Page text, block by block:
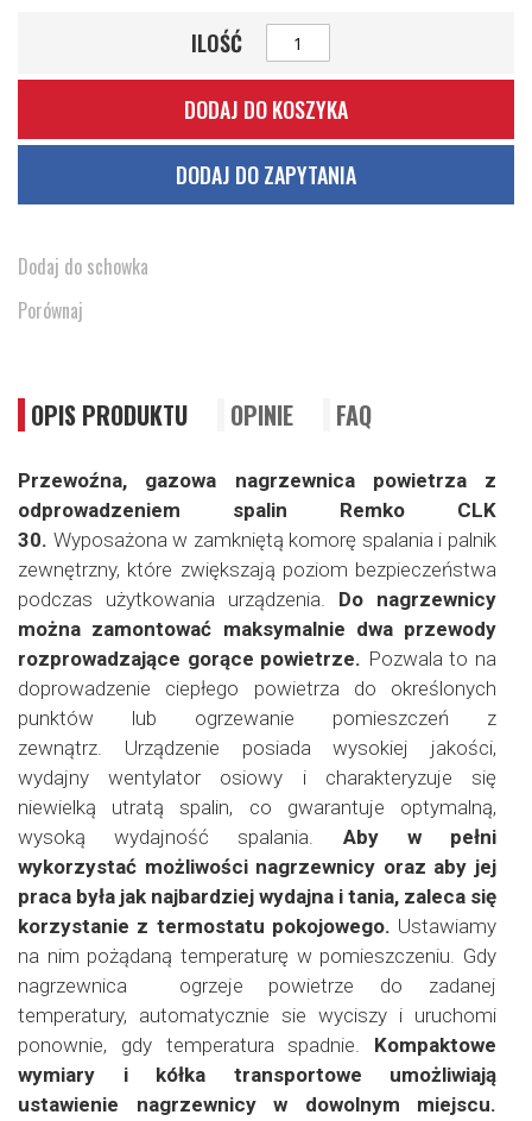
ILOŚĆ
DODAJ DO KOSZYKA
DODAJ DO ZAPYTANIA
Dodaj do schowka
Porównaj
OPIS PRODUKTU OPINIE FAQ
Przewoźna, gazowa nagrzewnica powietrza z
odprowadzeniem spalin Remko CLK
30. Wyposażona w zamkniętą komorę spalania i palnik
zewnętrzny, które zwiększają poziom bezpieczeństwa
podczas użytkowania urządzenia.
Do nagrzewnicy
można zamontować maksymalnie dwa przewody
rozprowadzające gorące powietrze. Pozwala to na
doprowadzenie ciepłego powietrza do określonych
punktów lub ogrzewanie pomieszczeń z
zewnątrz. Urządzenie posiada wysokiej jakości,
wydajny wentylator osiowy i charakteryzuje się
niewielką utratą spalin, co gwarantuje optymalną,
wysoką wydajność spalania.
Aby w pełni
wykorzystać możliwości nagrzewnicy oraz aby jej
praca była jak najbardziej wydajna i tania, zaleca się
korzystanie z termostatu pokojowego. Ustawiamy
na nim pożądaną temperaturę w pomieszczeniu. Gdy
nagrzewnica ogrzeje powietrze do zadanej
temperatury, automatycznie sie wyciszy i uruchomi
ponownie, gdy temperatura spadnie. Kompaktowe
wymiary i kółka transportowe umożliwiają
ustawienie nagrzewnicy w dowolnym miejscu.